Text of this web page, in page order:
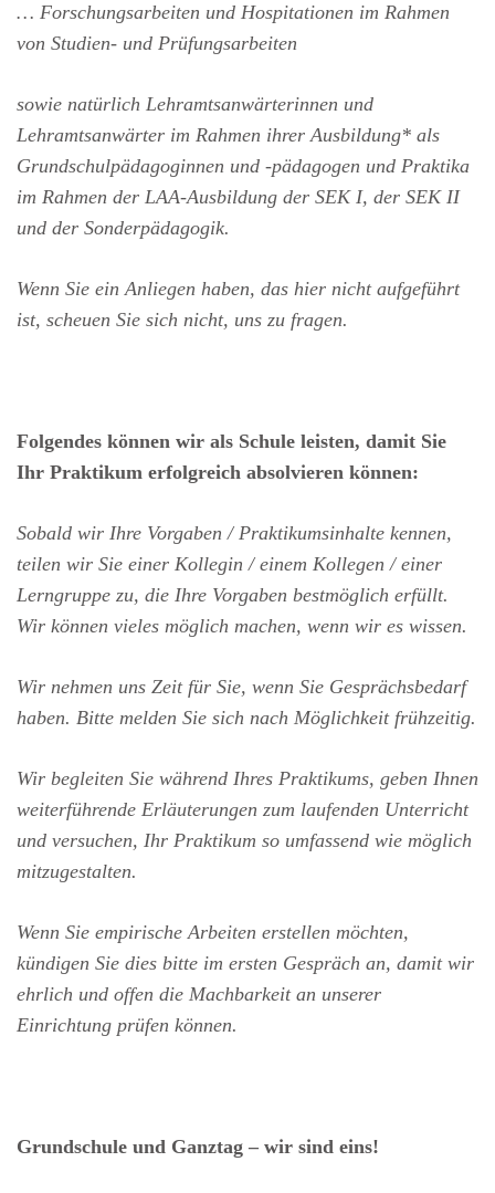
… Forschungsarbeiten und Hospitationen im Rahmen
von Studien- und Prüfungsarbeiten
sowie natürlich Lehramtsanwärterinnen und
Lehramtsanwärter im Rahmen ihrer Ausbildung* als
Grundschulpädagoginnen und -pädagogen und Praktika
im Rahmen der LAA-Ausbildung der SEK I, der SEK II
und der Sonderpädagogik.
Wenn Sie ein Anliegen haben, das hier nicht aufgeführt
ist, scheuen Sie sich nicht, uns zu fragen.
Folgendes können wir als Schule leisten, damit Sie
Ihr Praktikum erfolgreich absolvieren können:
Sobald wir Ihre Vorgaben / Praktikumsinhalte kennen,
teilen wir Sie einer Kollegin / einem Kollegen / einer
Lerngruppe zu, die Ihre Vorgaben bestmöglich erfüllt.
Wir können vieles möglich machen, wenn wir es wissen.
Wir nehmen uns Zeit für Sie, wenn Sie Gesprächsbedarf
haben. Bitte melden Sie sich nach Möglichkeit frühzeitig.
Wir begleiten Sie während Ihres Praktikums, geben Ihnen
weiterführende Erläuterungen zum laufenden Unterricht
und versuchen, Ihr Praktikum so umfassend wie möglich
mitzugestalten.
Wenn Sie empirische Arbeiten erstellen möchten,
kündigen Sie dies bitte im ersten Gespräch an, damit wir
ehrlich und offen die Machbarkeit an unserer
Einrichtung prüfen können.
Grundschule und Ganztag – wir sind eins!